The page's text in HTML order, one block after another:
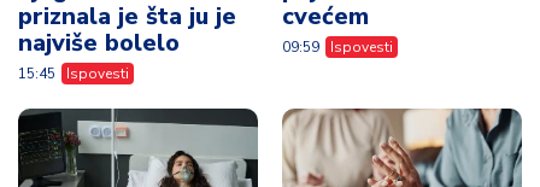
priznala je šta ju je
najviše bolelo
15:45 Ispovesti
cvećem
09:59 Ispovesti